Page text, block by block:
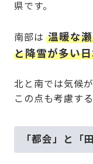
県です。
南部は 温暖な
と降雪が多い
北と南では気候
この点も考慮す
「都会」と「